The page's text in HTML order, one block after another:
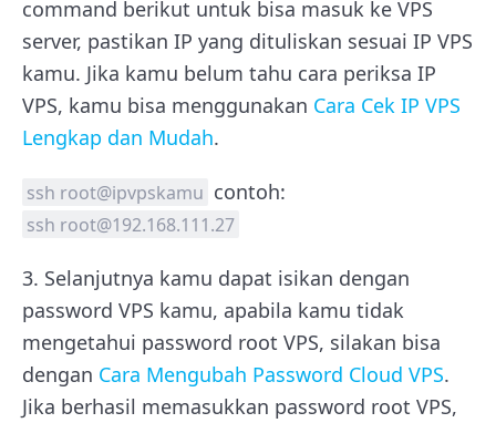
command berikut untuk bisa masuk ke VPS
server, pastikan IP yang dituliskan sesuai IP VPS
kamu. Jika kamu belum tahu cara periksa IP
VPS, kamu bisa menggunakan Cara Cek IP VPS
Lengkap dan Mudah.
ssh root@ipvpskamu contoh:
ssh root@192.168.111.27
3. Selanjutnya kamu dapat isikan dengan
password VPS kamu, apabila kamu tidak
mengetahui password root VPS, silakan bisa
dengan Cara Mengubah Password Cloud VPS.
Jika berhasil memasukkan password root VPS,